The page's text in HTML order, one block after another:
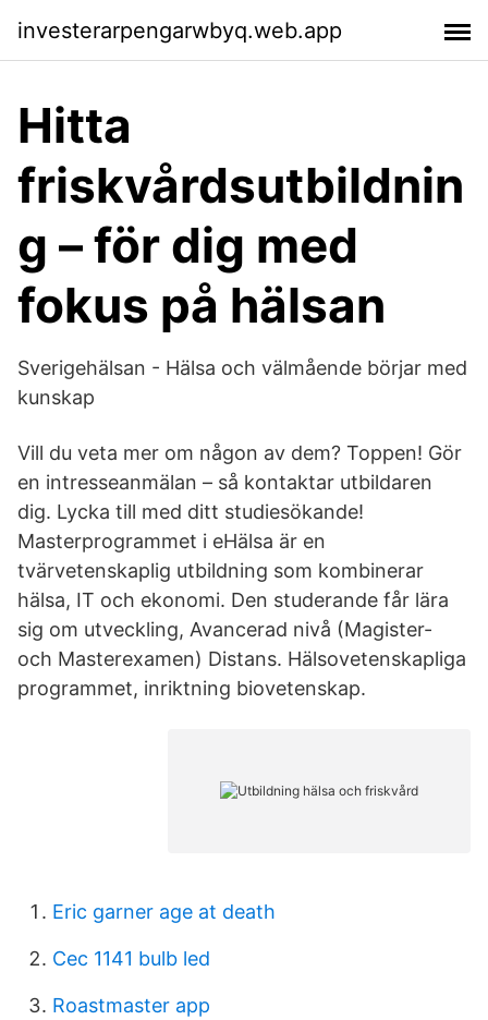
investerarpengarwbyq.web.app
Hitta
friskvårdsutbildnin
g – för dig med
fokus på hälsan
Sverigehälsan - Hälsa och välmående börjar med
kunskap
Vill du veta mer om någon av dem? Toppen! Gör
en intresseanmälan – så kontaktar utbildaren
dig. Lycka till med ditt studiesökande!
Masterprogrammet i eHälsa är en
tvärvetenskaplig utbildning som kombinerar
hälsa, IT och ekonomi. Den studerande får lära
sig om utveckling, Avancerad nivå (Magister-
och Masterexamen) Distans. Hälsovetenskapliga
programmet, inriktning biovetenskap.
Eric garner age at death
Cec 1141 bulb led
Roastmaster app